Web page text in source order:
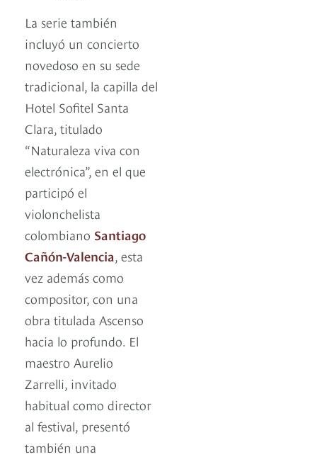
La serie también
incluyó un concierto
novedoso en su sede
tradicional, la capilla del
Hotel Sofitel Santa
Clara, titulado
“Naturaleza viva con
electrónica”, en el que
participó el
violonchelista
colombiano Santiago
Cañón-Valencia, esta
vez además como
compositor, con una
obra titulada Ascenso
hacia lo profundo. El
maestro Aurelio
Zarrelli, invitado
habitual como director
al festival, presentó
también una